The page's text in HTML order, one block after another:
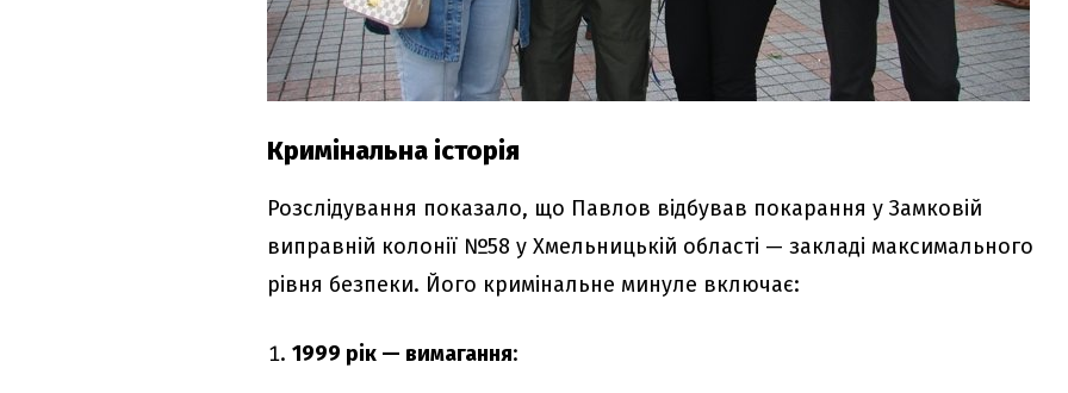
Кримінальна історія
Розслідування показало, що Павлов відбував покарання у Замковій
виправній колонії №58 у Хмельницькій області — закладі максимального
рівня безпеки. Його кримінальне минуле включає:
1999 рік — вимагання: